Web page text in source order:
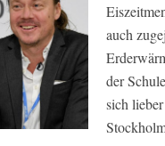
auch
der
sich